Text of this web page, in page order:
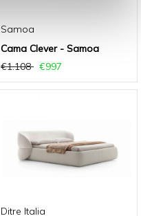
Samoa
Cama Clever - Samoa
€1.108
€997
Ditre Italia